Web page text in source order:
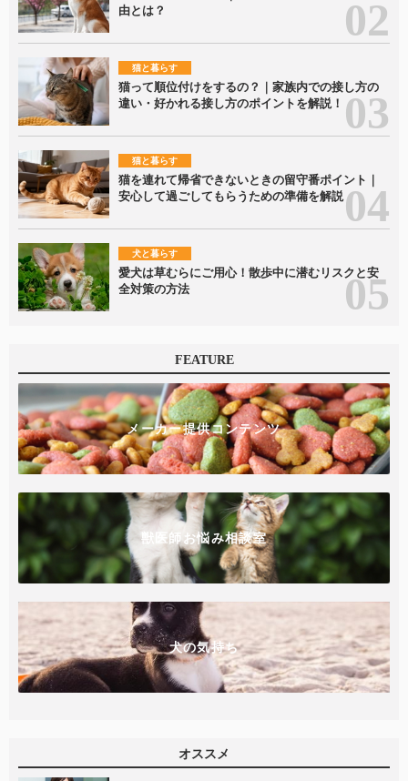
由とは？
猫と暮らす
猫って順位付けをするの？｜家族内での接し方の
違い・好かれる接し方のポイントを解説！
猫と暮らす
猫を連れて帰省できないときの留守番ポイント｜
安心して過ごしてもらうための準備を解説
犬と暮らす
愛犬は草むらにご用心！散歩中に潜むリスクと安
全対策の方法
FEATURE
メーカー提供コンテンツ
獣医師お悩み相談室
犬の気持ち
オススメ